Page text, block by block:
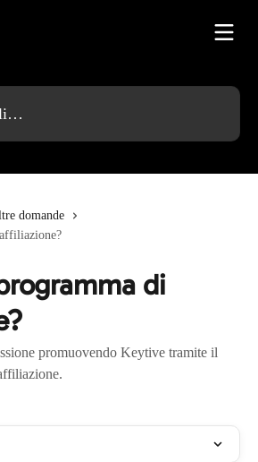
domande
di
promuovendo Keytive tramite il